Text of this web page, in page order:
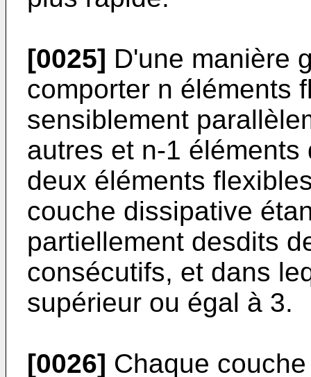
[0025] D'une manière
comporter n éléments
sensiblement
autres et n-1
deux éléments
couche dissipative
partiellement desdits
consécutifs, et dans
supérieur ou égal à 3.
[0026] Chaque